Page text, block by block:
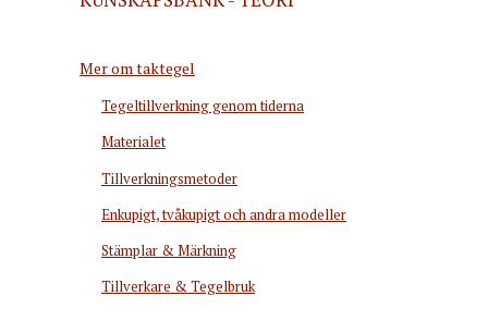
Mer om taktegel
Tegeltillverkning genom tiderna
Materialet
Tillverkningsmetoder
Enkupigt, tvåkupigt och andra modeller
Stämplar & Märkning
Tillverkare & Tegelbruk